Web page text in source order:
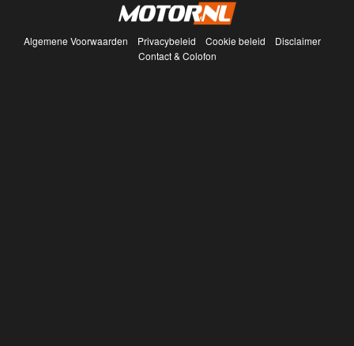
Algemene Voorwaarden Privacybeleid Cookie beleid
Disclaimer
Contact & Colofon